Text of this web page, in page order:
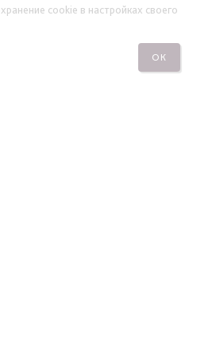
Orange Toys по электронной
cookie в настройках своего
ОК